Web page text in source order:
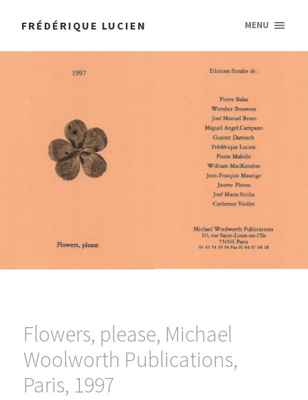
FRÉDÉRIQUE LUCIEN MENU
Flowers, please, Michael
Woolworth Publications,
Paris, 1997